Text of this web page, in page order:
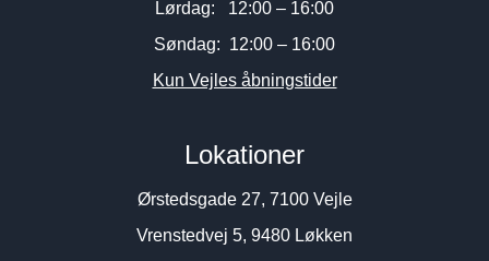
Lørdag: 12:00 – 16:00
Søndag: 12:00 – 16:00
Kun Vejles åbningstider
Lokationer
Ørstedsgade 27, 7100 Vejle
Vrenstedvej 5, 9480 Løkken